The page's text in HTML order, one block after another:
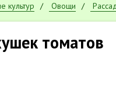
культур Овощи
томатов